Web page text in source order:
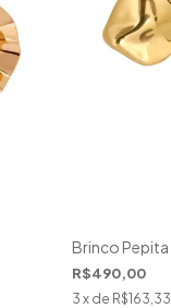
Brinco Pepita
R$490,00
3 x de R$163,33